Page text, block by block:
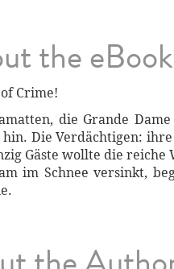
the eBook
Crime!
die Grande
Die Verdächtigen:
Gäste wollte die reiche
im Schnee versinkt,